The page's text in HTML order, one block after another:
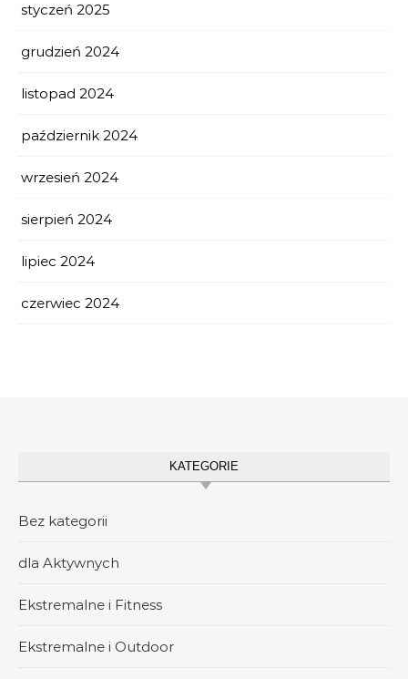
styczeń 2025
grudzień 2024
listopad 2024
październik 2024
wrzesień 2024
sierpień 2024
lipiec 2024
czerwiec 2024
KATEGORIE
Bez kategorii
dla Aktywnych
Ekstremalne i Fitness
Ekstremalne i Outdoor